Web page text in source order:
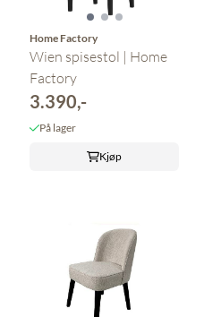
Home Factory
Wien spisestol | Home
Factory
3.390,-
På lager
Kjøp